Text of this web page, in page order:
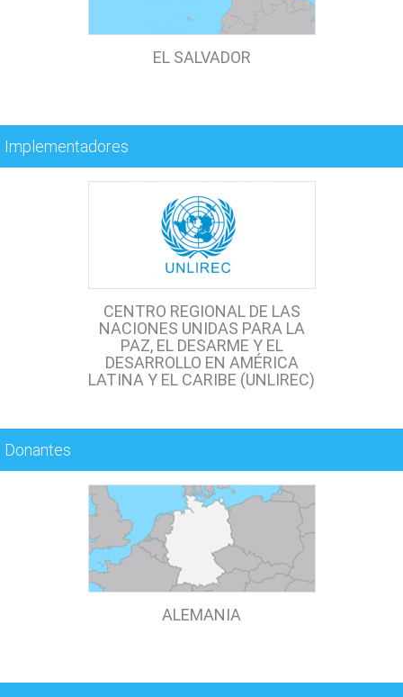
EL SALVADOR
Implementadores
CENTRO REGIONAL DE LAS
NACIONES UNIDAS PARA LA
PAZ, EL DESARME Y EL
DESARROLLO EN AMÉRICA
LATINA Y EL CARIBE (UNLIREC)
Donantes
ALEMANIA